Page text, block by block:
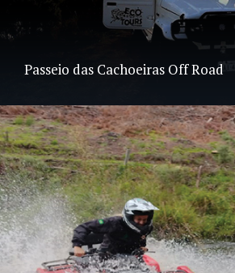
Passeio das Cachoeiras Off Road